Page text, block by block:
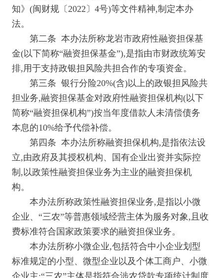
知》(闽财规〔2022〕4号)等文件精神,制定本办
法。
第二条 本办法所称龙岩市政府性融资担保基
金(以下简称“融资担保基金”),是指由市财政统筹安
排,用于支持政银担风险共担合作的专项资金。
第三条 银行分险20%(含)以上的政银担风险共
担业务,融资担保基金对政府性融资担保机构(以下
简称“融资担保机构”)按当年度借款人未清偿债务
本息的10%给予代偿补偿。
第四条 本办法所称融资担保机构,是指依法设
立,由政府及其授权机构、国有企业出资并实际控
制,以政策性融资担保业务为主业的融资担保机
构。
本办法所称政策性融资担保业务,是指以小微
企业、“三农”等普惠领域经营主体为服务对象,且收
费标准符合国家政策要求的融资担保业务。
本办法所称小微企业,包括符合中小企业划型
标准规定的小型、微型企业以及个体工商户、小微